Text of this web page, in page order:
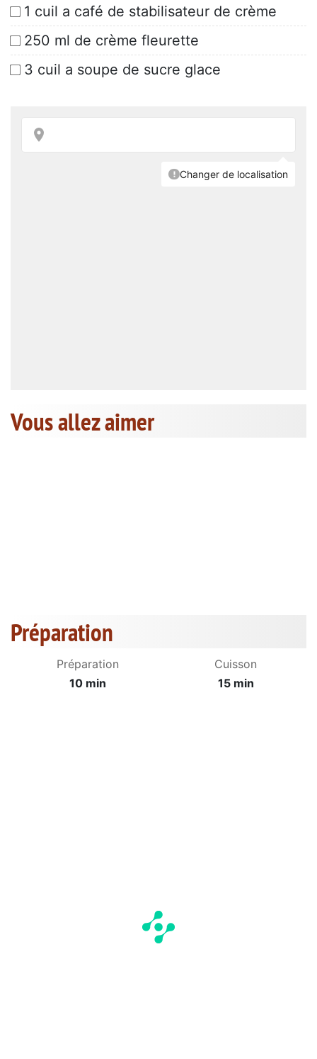
1 cuil a café de stabilisateur de crème
250 ml de crème fleurette
3 cuil a soupe de sucre glace
Vous allez aimer
Préparation
Préparation
10 min
Cuisson
15 min